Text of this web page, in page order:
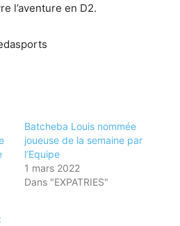
l’aventure en D2.
Batcheba Louis nommée
joueuse de la semaine par
l’Equipe
1 mars 2022
Dans "EXPATRIES"